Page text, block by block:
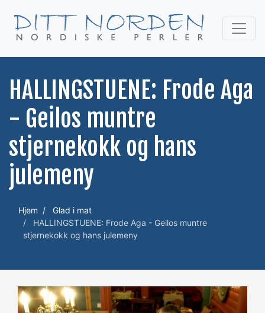
HALLINGSTUENE: Frode Aga
- Geilos muntre
stjernekokk og hans
julemeny
Hjem
Glad i mat
HALLINGSTUENE: Frode Aga - Geilos muntre
stjernekokk og hans julemeny